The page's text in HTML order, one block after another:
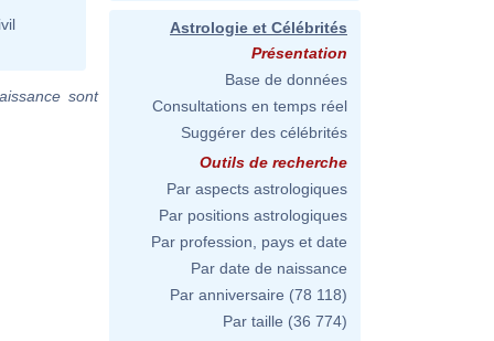
sont
Astrologie et Célébrités
Présentation
Base de données
Consultations en temps réel
Suggérer des célébrités
Outils de recherche
Par aspects astrologiques
Par positions astrologiques
Par profession, pays et date
Par date de naissance
Par anniversaire (78 118)
Par taille (36 774)